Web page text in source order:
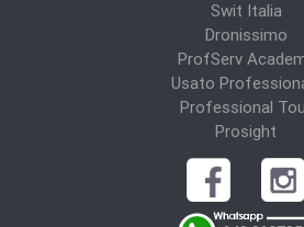
Swit Italia
Dronissimo
ProfServ
Usato
Professional
Prosight